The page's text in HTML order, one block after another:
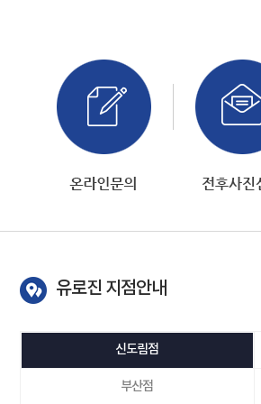
유로진 지점안내
신도림점
부산점